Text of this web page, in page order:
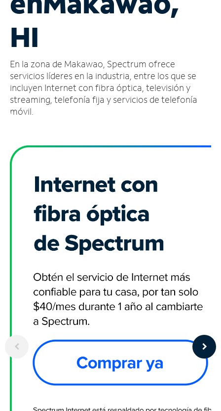
cuenta
Encuentra
tienda
HI
En la zona de Makawao, Spectrum ofrece
servicios líderes en la industria, entre los que se
incluyen Internet con fibra óptica, televisión y
streaming, telefonía fija y servicios de telefonía
móvil.